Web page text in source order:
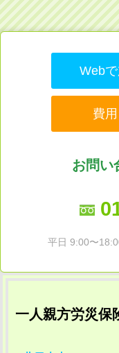
Web
費
お問い
平日 9:00〜
一人親方労災保